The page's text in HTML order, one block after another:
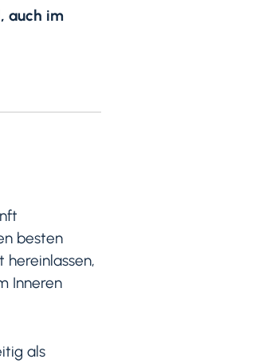
auch im
besten
hereinlassen,
Inneren
als